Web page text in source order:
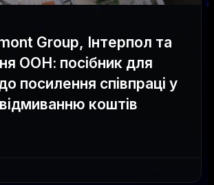
Group, Інтерпол та
ООН: посібник для
посилення співпраці у
відмиванню коштів